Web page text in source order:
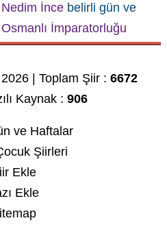
İnce belirli gün ve
Osmanlı İmparatorluğu
| Toplam Şiir :6672
Kaynak :906
ve Haftalar
Şiirleri
Ekle
Ekle